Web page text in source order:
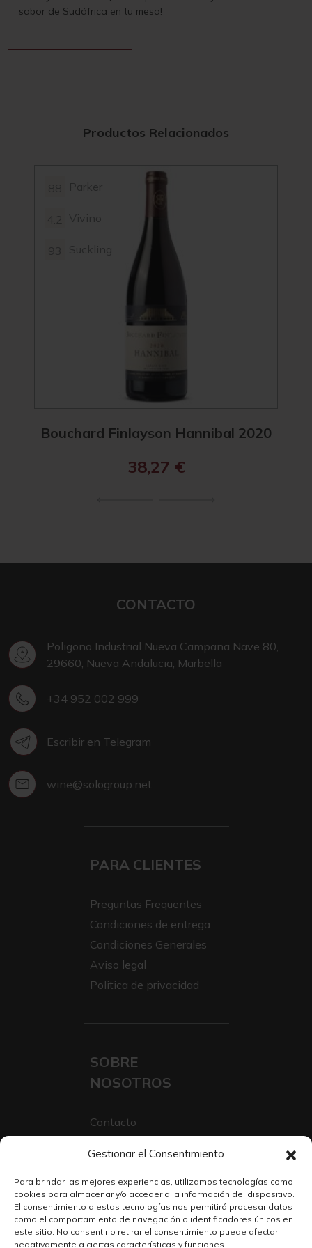
Gestionar el Consentimiento
Para brindar las mejores experiencias, utilizamos tecnologías como
cookies para almacenar y/o acceder a la información del dispositivo.
El consentimiento a estas tecnologías nos permitirá procesar datos
como el comportamiento de navegación o identificadores únicos en
este sitio. No consentir o retirar el consentimiento puede afectar
negativamente a ciertas características y funciones.
sabor de Sudáfrica en tu mesa!
Productos Relacionados
Parker
Vivino
Suckling
Bouchard Finlayson Hannibal 2020
38,27 €
CONTACTO
Poligono Industrial Nueva Campana Nave 80,
29660, Nueva Andalucia, Marbella
+34 952 002 999
Escribir en Telegram
wine@sologroup.net
PARA CLIENTES
Preguntas Frequentes
Condiciones de entrega
Condiciones Generales
Aviso legal
Politica de privacidad
SOBRE
NOSOTROS
Contacto